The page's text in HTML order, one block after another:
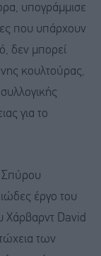
υπογράμμισε
που υπάρχουν
δεν μπορεί
κουλτούρας,
για το
Σπύρου
έργο του
Χάρβαρντ David
των